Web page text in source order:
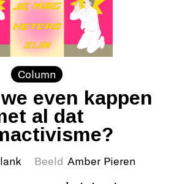
Column
even kappen
al dat
Beeld Amber Pieren